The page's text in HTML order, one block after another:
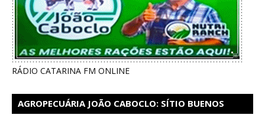
RÁDIO CATARINA FM ONLINE
AGROPECUÁRIA JOÃO CABOCLO: SÍTIO BUENOS